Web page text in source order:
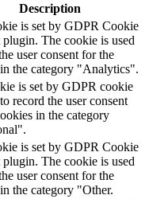
Description
is set by GDPR Cookie
plugin. The cookie is used
user consent for the
the category "Analytics".
is set by GDPR cookie
record the user consent
in the category
is set by GDPR Cookie
plugin. The cookie is used
user consent for the
the category "Other.